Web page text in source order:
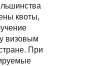
квоты,
визовым
При